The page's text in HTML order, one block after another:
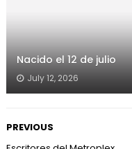
Nacido el 12 de julio
July 12, 2026
PREVIOUS